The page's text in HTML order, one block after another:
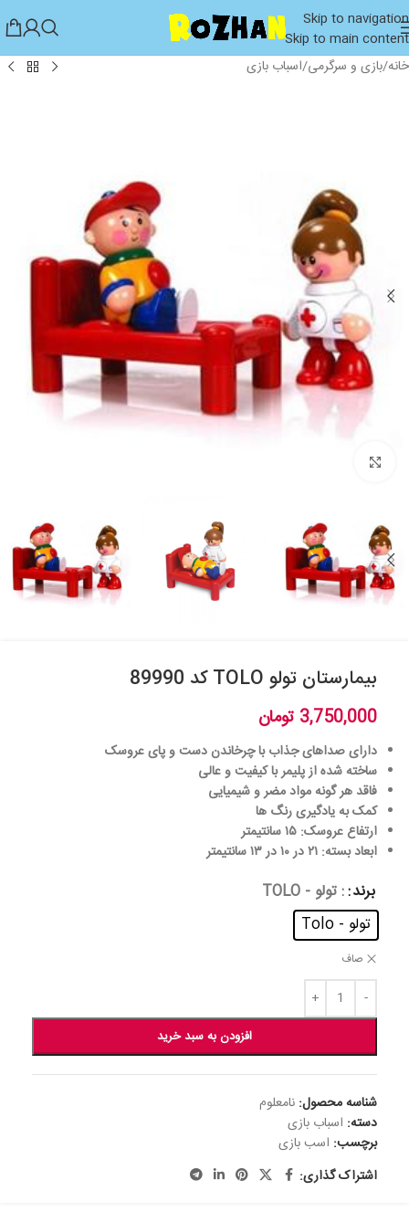
Skip to navigation
Skip to main content
خانه/بازی و سرگرمی/اسباب بازی
بیمارستان تولو TOLO کد 89990
3,750,000 تومان
دارای صداهای جذاب با چرخاندن دست و پای عروسک
ساخته شده از پلیمر با کیفیت و عالی
فاقد هر گونه مواد مضر و شیمیایی
کمک به یادگیری رنگ ها
ارتفاع عروسک: ۱۵ سانتیمتر
ابعاد بسته: ۲۱ در ۱۰ در ۱۳ سانتیمتر
برند : تولو - TOLO
تولو - Tolo
صاف
افزودن به سبد خرید
شناسه محصول: نامعلوم
دسته: اسباب بازی
برچسب: اسب بازی
اشتراک گذاری: